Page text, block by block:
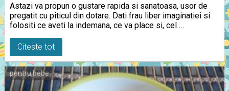
Astazi va propun o gustare rapida si sanatoasa, usor de
pregatit cu piticul din dotare. Dati frau liber imaginatiei si
folositi ce aveti la indemana, ce va place si, cel …
Citeste tot
pentru bebe